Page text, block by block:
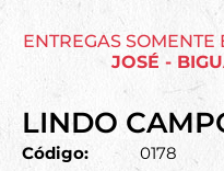
ENTREGAS SOMENTE
JOSÉ -
LINDO
Código:
0178